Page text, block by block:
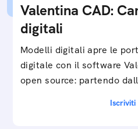
Valentina CAD:
digitali
Modelli digitali apre le
digitale con il software
open source: partendo
Iscriviti